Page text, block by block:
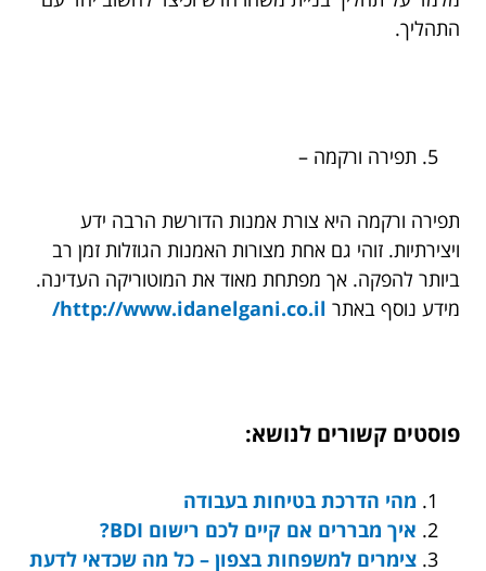
התהליך.
תפירה ורקמה –
תפירה ורקמה היא צורת אמנות הדורשת הרבה ידע
ויצירתיות. זוהי גם אחת מצורות האמנות הגוזלות זמן רב
ביותר להפקה. אך מפתחת מאוד את המוטוריקה העדינה.
מידע נוסף באתר http://www.idanelgani.co.il/
פוסטים קשורים לנושא:
מהי הדרכת בטיחות בעבודה
איך מבררים אם קיים לכם רישום BDI?
צימרים למשפחות בצפון – כל מה שכדאי לדעת